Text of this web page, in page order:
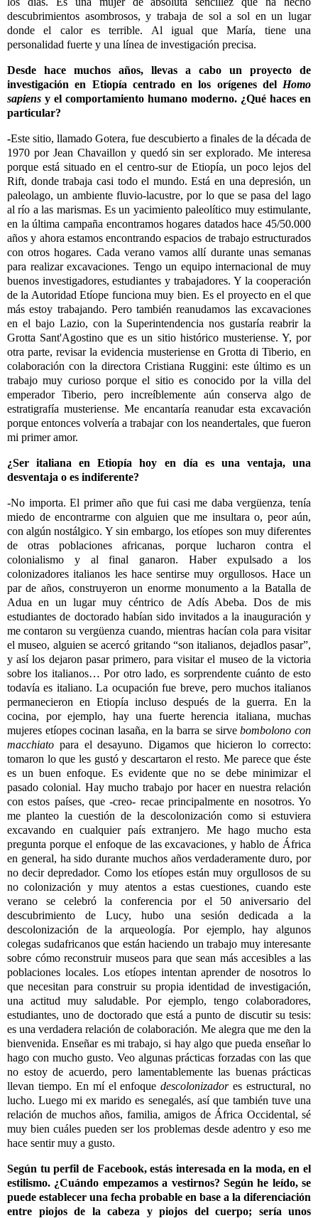
descubrimientos asombrosos, y trabaja de sol a sol en un lugar
donde el calor es terrible. Al igual que María, tiene una
personalidad fuerte y una línea de investigación precisa.
Desde hace muchos años, llevas a cabo un proyecto de
investigación en Etiopía centrado en los orígenes del Homo
sapiens y el comportamiento humano moderno. ¿Qué haces en
particular?
-Este sitio, llamado Gotera, fue descubierto a finales de la década de
1970 por Jean Chavaillon y quedó sin ser explorado. Me interesa
porque está situado en el centro-sur de Etiopía, un poco lejos del
Rift, donde trabaja casi todo el mundo. Está en una depresión, un
paleolago, un ambiente fluvio-lacustre, por lo que se pasa del lago
al río a las marismas. Es un yacimiento paleolítico muy estimulante,
en la última campaña encontramos hogares datados hace 45/50.000
años y ahora estamos encontrando espacios de trabajo estructurados
con otros hogares. Cada verano vamos allí durante unas semanas
para realizar excavaciones. Tengo un equipo internacional de muy
buenos investigadores, estudiantes y trabajadores. Y la cooperación
de la Autoridad Etíope funciona muy bien. Es el proyecto en el que
más estoy trabajando. Pero también reanudamos las excavaciones
en el bajo Lazio, con la Superintendencia nos gustaría reabrir la
Grotta Sant'Agostino que es un sitio histórico musteriense. Y, por
otra parte, revisar la evidencia musteriense en Grotta di Tiberio, en
colaboración con la directora Cristiana Ruggini: este último es un
trabajo muy curioso porque el sitio es conocido por la villa del
emperador Tiberio, pero increíblemente aún conserva algo de
estratigrafía musteriense. Me encantaría reanudar esta excavación
porque entonces volvería a trabajar con los neandertales, que fueron
mi primer amor.
¿Ser italiana en Etiopía hoy en día es una ventaja, una
desventaja o es indiferente?
-No importa. El primer año que fui casi me daba vergüenza, tenía
miedo de encontrarme con alguien que me insultara o, peor aún,
con algún nostálgico. Y sin embargo, los etíopes son muy diferentes
de otras poblaciones africanas, porque lucharon contra el
colonialismo y al final ganaron. Haber expulsado a los
colonizadores italianos les hace sentirse muy orgullosos. Hace un
par de años, construyeron un enorme monumento a la Batalla de
Adua en un lugar muy céntrico de Adís Abeba. Dos de mis
estudiantes de doctorado habían sido invitados a la inauguración y
me contaron su vergüenza cuando, mientras hacían cola para visitar
el museo, alguien se acercó gritando “son italianos, dejadlos pasar”,
y así los dejaron pasar primero, para visitar el museo de la victoria
sobre los italianos… Por otro lado, es sorprendente cuánto de esto
todavía es italiano. La ocupación fue breve, pero muchos italianos
permanecieron en Etiopía incluso después de la guerra. En la
cocina, por ejemplo, hay una fuerte herencia italiana, muchas
mujeres etíopes cocinan lasaña, en la barra se sirvebombolono con
macchiato para el desayuno. Digamos que hicieron lo correcto:
tomaron lo que les gustó y descartaron el resto. Me parece que éste
es un buen enfoque. Es evidente que no se debe minimizar el
pasado colonial. Hay mucho trabajo por hacer en nuestra relación
con estos países, que -creo- recae principalmente en nosotros. Yo
me planteo la cuestión de la descolonización como si estuviera
excavando en cualquier país extranjero. Me hago mucho esta
pregunta porque el enfoque de las excavaciones, y hablo de África
en general, ha sido durante muchos años verdaderamente duro, por
no decir depredador. Como los etíopes están muy orgullosos de su
no colonización y muy atentos a estas cuestiones, cuando este
verano se celebró la conferencia por el 50 aniversario del
descubrimiento de Lucy, hubo una sesión dedicada a la
descolonización de la arqueología. Por ejemplo, hay algunos
colegas sudafricanos que están haciendo un trabajo muy interesante
sobre cómo reconstruir museos para que sean más accesibles a las
poblaciones locales.Los etíopes intentan aprender de nosotros lo
que necesitan para construir su propia identidad de investigación,
una actitud muy saludable. Por ejemplo, tengo colaboradores,
estudiantes, uno de doctorado que está a punto de discutir su tesis:
es una verdadera relación de colaboración. Me alegra que me den la
bienvenida. Enseñar es mi trabajo, si hay algo que pueda enseñar lo
hago con mucho gusto. Veo algunas prácticas forzadas con las que
no estoy de acuerdo, pero lamentablemente las buenas prácticas
llevan tiempo. En mí el enfoquedescolonizadores estructural, no
lucho. Luego mi ex marido es senegalés, así que también tuve una
relación de muchos años, familia, amigos de África Occidental, sé
muy bien cuáles pueden ser los problemas desde adentro y eso me
hace sentir muy a gusto.
Según tu perfil de Facebook, estás interesada en la moda, en el
estilismo. ¿Cuándo empezamos a vestirnos? Según he leído, se
puede establecer una fecha probable en base a la diferenciación
entre piojos de la cabeza y piojos del cuerpo; sería unos